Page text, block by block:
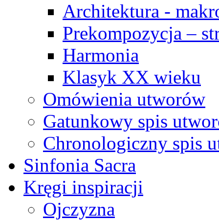
Architektura -
Prekompozycja –
Harmonia
Klasyk XX wieku
Omówienia utworów
Gatunkowy spis
Chronologiczny spis
Sinfonia Sacra
Kręgi inspiracji
Ojczyzna